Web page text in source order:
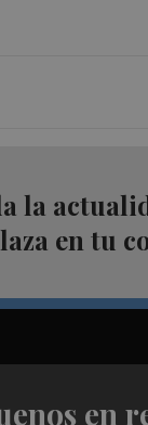
la
en tu
en